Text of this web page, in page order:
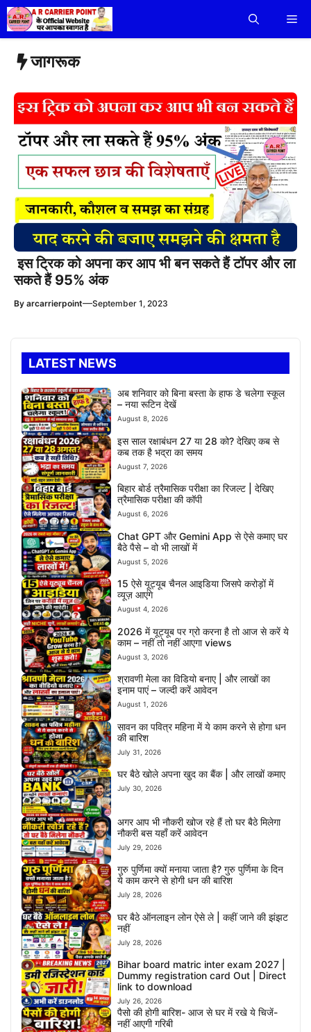
Skip
to
content
जागरूक
इस ट्रिक को अपना कर आप भी बन सकते हैं टॉपर और ला
सकते हैं 95% अंक
By arcarrierpoint—September 1, 2023
LATEST NEWS
अब शनिवार को बिना बस्ता के हाफ डे चलेगा स्कूल
– नया रूटिन देखें
August 8, 2026
इस साल रक्षाबंधन 27 या 28 को? देखिए कब से
कब तक है भद्रा का समय
August 7, 2026
बिहार बोर्ड त्रैमासिक परीक्षा का रिजल्ट | देखिए
त्रैमासिक परीक्षा की कॉपी
August 6, 2026
Chat GPT और Gemini App से ऐसे कमाए घर
बैठे पैसे – वो भी लाखों में
August 5, 2026
15 ऐसे यूट्यूब चैनल आइडिया जिसपे करोड़ों में
व्यूज़ आएंगे
August 4, 2026
2026 में यूट्यूब पर ग्रो करना है तो आज से करें ये
काम – नहीं तो नहीं आएगा views
August 3, 2026
श्रावणी मेला का विडियो बनाए | और लाखों का
इनाम पाएं – जल्दी करें आवेदन
August 1, 2026
सावन का पवित्र महिना में ये काम करने से होगा धन
की बारिश
July 31, 2026
घर बैठे खोले अपना खुद का बैंक | और लाखों कमाए
July 30, 2026
अगर आप भी नौकरी खोज रहे हैं तो घर बैठे मिलेगा
नौकरी बस यहाँ करें आवेदन
July 29, 2026
गुरु पुर्णिमा क्यों मनाया जाता है? गुरु पुर्णिमा के दिन
ये काम करने से होगी धन की बारिश
July 28, 2026
घर बैठे ऑनलाइन लोन ऐसे ले | कहीं जाने की झंझट
नहीं
July 28, 2026
Bihar board matric inter exam 2027 |
Dummy registration card Out | Direct
link to download
July 26, 2026
पैसो की होगी बारिश- आज से घर में रखे ये चिजें-
नहीं आएगी गरिबी